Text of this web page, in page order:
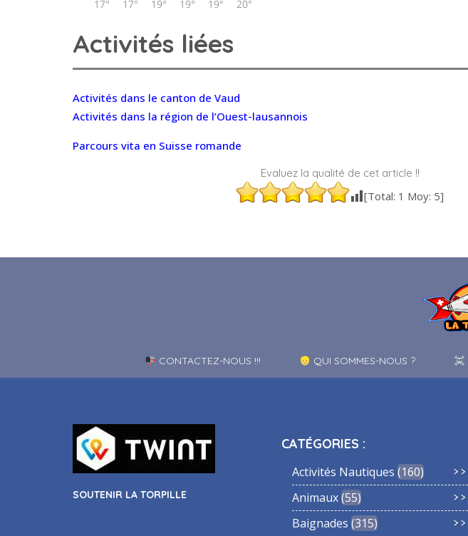
Activités liées
Activités dans le canton de Vaud
Activités dans la région de l’Ouest-lausannois
Parcours vita en Suisse romande
Evaluez la qualité de cet article !!
[Total: 1 Moy: 5]
CONTACTEZ-NOUS !!! QUI SOMMES-NOUS ?
SOUTENIR LA TORPILLE
CATÉGORIES :
Activités Nautiques 160
Animaux 55
Baignades 315